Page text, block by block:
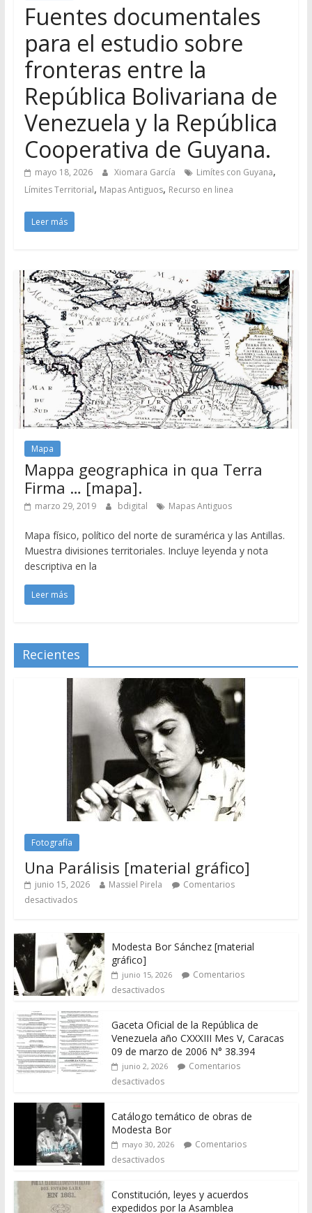
Fuentes documentales
para el estudio sobre
fronteras entre la
República Bolivariana de
Venezuela y la República
Cooperativa de Guyana.
mayo 18, 2026 Xiomara García Limítes con Guyana,
Límites Territorial, Mapas Antiguos, Recurso en linea
Leer más
Mapa
Mappa geographica in qua Terra
Firma … [mapa].
marzo 29, 2019 bdigital Mapas Antiguos
Mapa físico, político del norte de suramérica y las Antillas.
Muestra divisiones territoriales. Incluye leyenda y nota
descriptiva en la
Leer más
Recientes
Fotografía
Una Parálisis [material gráfico]
junio 15, 2026 Massiel Pirela
Comentarios
desactivados
Modesta Bor Sánchez [material
gráfico]
junio 15, 2026
Comentarios
desactivados
Gaceta Oficial de la República de
Venezuela año CXXXIII Mes V, Caracas
09 de marzo de 2006 N° 38.394
junio 2, 2026
Comentarios
desactivados
Catálogo temático de obras de
Modesta Bor
mayo 30, 2026
Comentarios
desactivados
Constitución, leyes y acuerdos
expedidos por la Asamblea